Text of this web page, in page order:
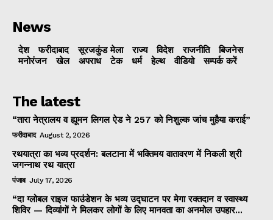
News
देश फरीदाबाद सूरजकुंड मेला राज्‍य विदेश राजनीति
बिजनेस
मनोरंजन
खेल अपराध टेक धर्म हेल्थ वीडियो सम्पर्क करें
The latest
“तारा नेत्रालय व ह्यूमन लिगल ऐड ने 257 को निशुल्क जांच मुहैया कराई”
फरीदाबाद August 2, 2026
रथयात्रा का भव्य प्रदर्शन: बलटाना में भक्तिमय वातावरण में निकली श्री
जगन्नाथ रथ यात्रा
पंजाब July 17, 2026
“दा ग्लोबल राइज फाउंडेशन के भव्य उद्घाटन पर मेगा रक्तदान व स्वास्थ्य
शिविर — दिव्यांगों ने मिलकर लोगों के लिए मानवता का अनमोल उपहार...